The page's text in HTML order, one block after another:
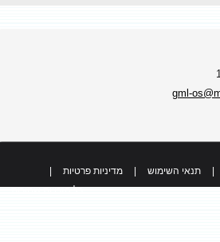
gml-
תנאי השימוש מדיניות פרטיות
כל הזכויות שמורות